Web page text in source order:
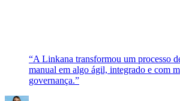
“A Linkana transformou um processo
manual em algo ágil, integrado e com
governança.”